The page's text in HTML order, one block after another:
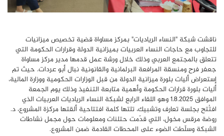
ناقشت شبكة "النساء الرياديات" بمركز مساواة قضية تخصيص ميزانيات
للتجاوب مع حاجات النساء العربيات بميزانية الدولة وقرارات الحكومة التي
تتعلق بالمجتمع العربي وذلك خلال ورشة عمل قدمها مدير مركز مساواة
جعفر فرح ومنسقة المرافعة البرلمانية والقانونية نبال أبو عردات. حيث تم
إستعراض أليات بلورة ميزانية الدولة من قبل الوزارات الحكومية ووزارة المالية،
أليات بلورة قرارات الحكومة وأهمية متابعة التنفيذ وذلك يوم الجمعة
الموافق 1.8.2025 وهو اللقاء الرابع لشبكة النساء الرياديات العربيات الذي
افتُتح بجلسة تعارف وتشبيك، تلتها كلمة افتتاحية ألقتها مركزة المشروع، د.
روضة مرقس مخول، التي قدّمت حتلنات ومعلومات حول مجمل نشاطات
الشبكة وسلّطت الضوء على المحطات القادمة ضمن المشروع.